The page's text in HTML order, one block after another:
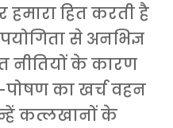
हमारा हित करती है
से अनभिज्ञ
नीतियों के कारण
का खर्च वहन
कत्लखानों के